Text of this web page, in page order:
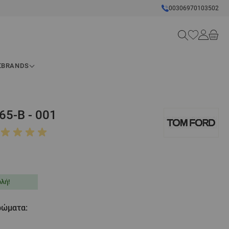
00306970103502
Search
BRANDS
B - 001